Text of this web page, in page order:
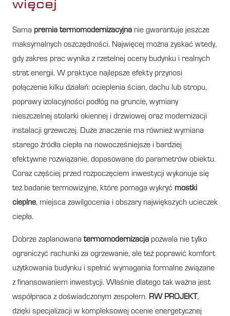
więcej
Sama premia termomodernizacyjna nie gwarantuje jeszcze
maksymalnych oszczędności. Najwięcej można zyskać wtedy,
gdy zakres prac wynika z rzetelnej oceny budynku i realnych
strat energii. W praktyce najlepsze efekty przynosi
połączenie kilku działań: ocieplenia ścian, dachu lub stropu,
poprawy izolacyjności podłóg na gruncie, wymiany
nieszczelnej stolarki okiennej i drzwiowej oraz modernizacji
instalacji grzewczej. Duże znaczenie ma również wymiana
starego źródła ciepła na nowocześniejsze i bardziej
efektywne rozwiązanie, dopasowane do parametrów obiektu.
Coraz częściej przed rozpoczęciem inwestycji wykonuje się
też badanie termowizyjne, które pomaga wykryć mostki
cieplne, miejsca zawilgocenia i obszary największych ucieczek
ciepła.
Dobrze zaplanowana termomodernizacja pozwala nie tylko
ograniczyć rachunki za ogrzewanie, ale też poprawić komfort
użytkowania budynku i spełnić wymagania formalne związane
z finansowaniem inwestycji. Właśnie dlatego tak ważna jest
współpraca z doświadczonym zespołem. RW PROJEKT,
dzięki specjalizacji w kompleksowej ocenie energetycznej